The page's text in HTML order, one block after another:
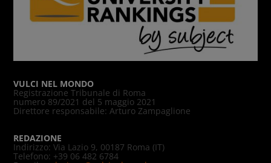
VULCI NEL MONDO
Registrazione Tribunale di Roma
numero 89/2021 del 5 maggio 2021
Direttore responsabile: Arturo Zampaglione
REDAZIONE
Indirizzo: Via Lazio 9, 00187 Roma (IT)
Telefono: +39 06 482 6784